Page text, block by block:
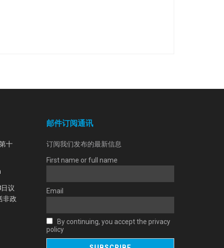
十
议
非政
邮件订阅通讯
订阅我们发布的最新信息
First name or full name
Email
By continuing, you accept the privacy
policy